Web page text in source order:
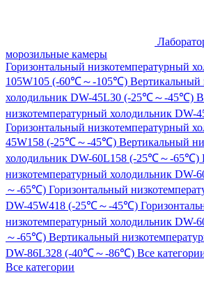
морозильные камеры
Горизонтальный низкотемпературный
105W105 (-60℃～-105℃) Вертикальный
холодильник DW-45L30 (-25℃～-45℃)
низкотемпературный холодильник
Горизонтальный низкотемпературный
45W158 (-25℃～-45℃) Вертикальный
холодильник DW-60L158 (-25℃～-65℃)
низкотемпературный холодильник DW-
～-65℃) Горизонтальный
DW-45W418 (-25℃～-45℃)
низкотемпературный холодильник DW-
～-65℃) Вертикальный
DW-86L328 (-40℃～-86℃) Все
Все категории